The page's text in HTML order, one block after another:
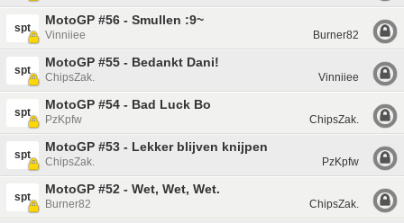
spt
MotoGP #56 - Smullen :9~
Vinniiee Burner82
spt
MotoGP #55 - Bedankt Dani!
ChipsZak. Vinniiee
spt
MotoGP #54 - Bad Luck Bo
PzKpfw ChipsZak.
spt
MotoGP #53 - Lekker blijven knijpen
ChipsZak. PzKpfw
spt
MotoGP #52 - Wet, Wet, Wet.
Burner82 ChipsZak.